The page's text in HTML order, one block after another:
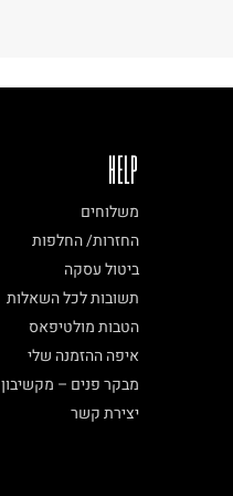
HELP
משלוחים
החזרות/ החלפות
ביטול עסקה
תשובות לכל השאלות
הטבות מולטיפאס
איפה ההזמנה שלי
מבקר פנים – מקשיבון
יצירת קשר